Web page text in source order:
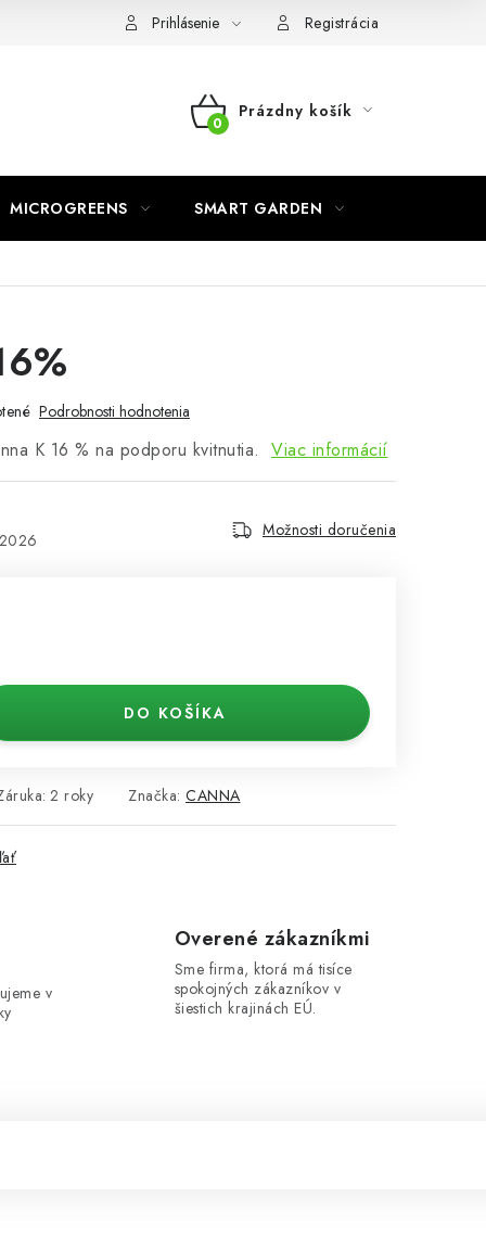
ochrane osobných údajov
Prihlásenie Registrácia
NÁKUPNÝ
Prázdny košík
MICROGREENS SMART GARDEN
Podrobnosti hodnotenia
K 16 % na podporu kvitnutia. Viac informácií
Možnosti doručenia
DO KOŠÍKA
: 2 roky Značka: CANNA
v
Overené zákazníkmi
Sme firma, ktorá má tisíce
spokojných zákazníkov v
šiestich krajinách EÚ.